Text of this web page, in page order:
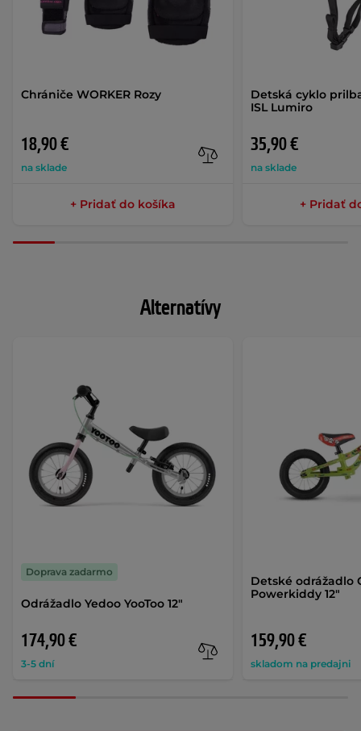
Chrániče WORKER Rozy
18,90 €
na sklade
+ Pridať do košíka
Detská cyklo
ISL Lumiro
35,90 €
na sklade
+ Pridať
Alternatívy
Odrážadlo Yedoo YooToo 12"
174,90 €
3-5 dní
Doprava zadarmo
Detské odrážadlo
Powerkiddy 12"
159,90 €
skladom na predajni